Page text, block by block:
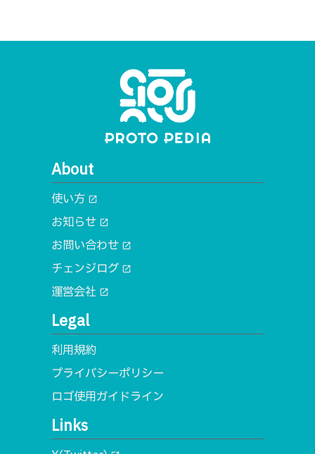
About
使い方 open_in_new
お知らせ open_in_new
お問い合わせ open_in_new
チェンジログ open_in_new
運営会社 open_in_new
Legal
利用規約
プライバシーポリシー
ロゴ使用ガイドライン
Links